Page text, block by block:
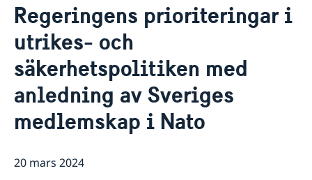
Nyheter
Kalendarium på engelska
Kontakt
Helgdagar
Om oss
Ambassadören
Jobbmöjligheter
Bilateral handel med Australien och Nya
Zeeland
Team Sweden
Anmäl handelshinder
Made with Sweden i Australien
Business Climate Survey
Regeringens prioriteringar i
utrikes- och
säkerhetspolitiken med
anledning av Sveriges
medlemskap i Nato
20 mars 2024